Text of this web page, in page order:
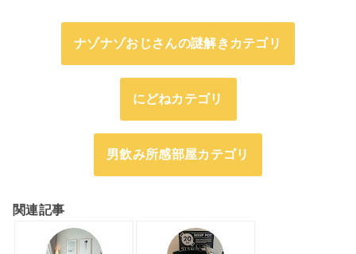
ナゾナゾおじさんの謎解きカテゴリ
にどねカテゴリ
男飲み所感部屋カテゴリ
関連記事